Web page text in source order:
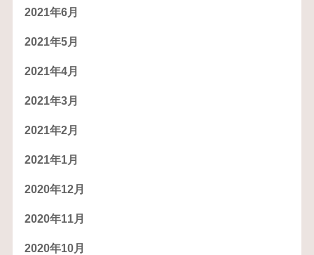
2021年6月
2021年5月
2021年4月
2021年3月
2021年2月
2021年1月
2020年12月
2020年11月
2020年10月